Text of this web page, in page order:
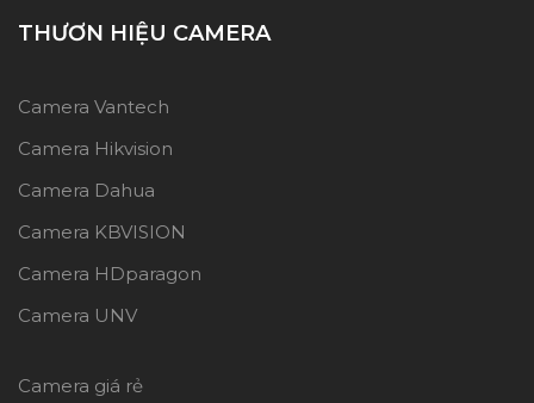
THƯƠN HIỆU CAMERA
Camera Vantech
Camera Hikvision
Camera Dahua
Camera KBVISION
Camera HDparagon
Camera UNV
Camera giá rẻ